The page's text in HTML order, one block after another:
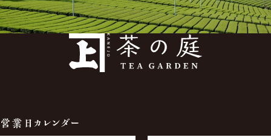
営業日カレンダー